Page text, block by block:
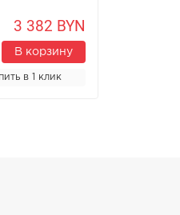
3 382 BYN
В корзину
в 1 клик